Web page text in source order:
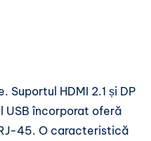
HDMI 2.1 și DP
USB încorporat oferă
45. O caracteristică